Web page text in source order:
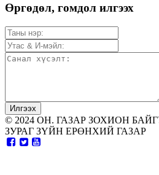
Өргөдөл, гомдол илгээх
© 2024 ОН. ГАЗАР ЗОХИОН
ЗУРАГ ЗҮЙН ЕРӨНХИЙ ГАЗАР